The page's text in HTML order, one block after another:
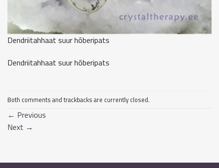
Dendriitahhaat suur hõberipats
Dendriitahhaat suur hõberipats
Both comments and trackbacks are currently closed.
← Previous
Next →